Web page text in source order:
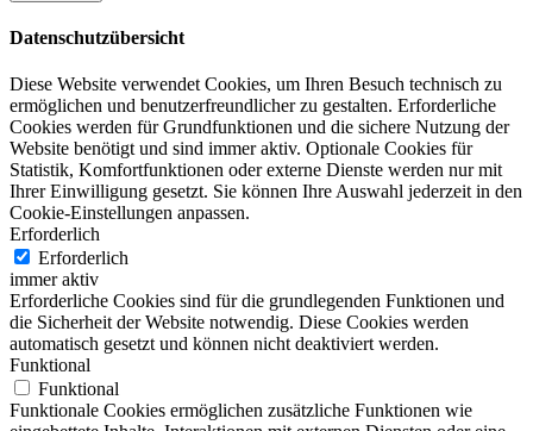
Datenschutzübersicht
Diese Website verwendet Cookies, um Ihren Besuch technisch zu
ermöglichen und benutzerfreundlicher zu gestalten. Erforderliche
Cookies werden für Grundfunktionen und die sichere Nutzung der
Website benötigt und sind immer aktiv. Optionale Cookies für
Statistik, Komfortfunktionen oder externe Dienste werden nur mit
Ihrer Einwilligung gesetzt. Sie können Ihre Auswahl jederzeit in den
Cookie-Einstellungen anpassen.
Erforderlich
Erforderlich
immer aktiv
Erforderliche Cookies sind für die grundlegenden Funktionen und
die Sicherheit der Website notwendig. Diese Cookies werden
automatisch gesetzt und können nicht deaktiviert werden.
Funktional
Funktional
Funktionale Cookies ermöglichen zusätzliche Funktionen wie